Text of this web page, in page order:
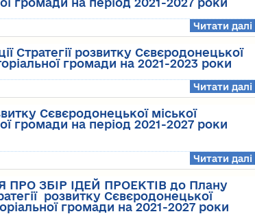
Читати далі
Стратегії розвитку Сєвєродонецької
громади на 2021-2023 роки
Читати далі
Сєвєродонецької міської
громади на період 2021-2027 роки
Читати далі
ЗБІР ІДЕЙ ПРОЕКТІВ до Плану
розвитку Сєвєродонецької
громади на 2021-2027 роки